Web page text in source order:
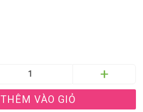
THÊM VÀO GIỎ